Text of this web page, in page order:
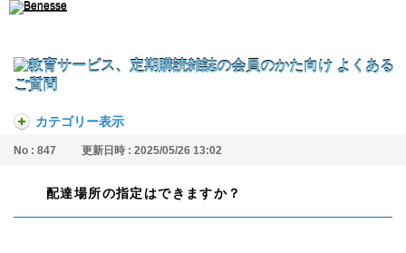
カテゴリー表示
No : 847 更新日時 : 2025/05/26 13:02
配達場所の指定はできますか？